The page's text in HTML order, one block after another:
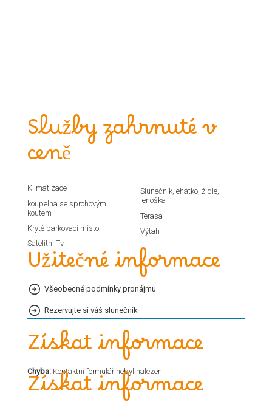
Služby zahrnuté v
ceně
Klimatizace
koupelna se sprchovým
koutem
Kryté parkovací místo
Satelitnì Tv
Slunečník,lehátko, židle,
lenoška
Terasa
Výtah
Užitečné informace
Všeobecné podmínky pronájmu
Rezervujte si váš slunečník
Získat informace
Chyba:Kontaktní formulář nebyl nalezen.
Získat informace